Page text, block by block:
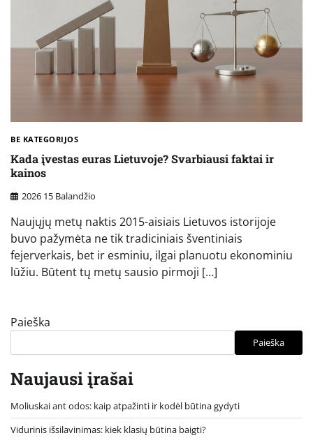
BE KATEGORIJOS
Kada įvestas euras Lietuvoje? Svarbiausi faktai ir
kainos
2026 15 Balandžio
Naujųjų metų naktis 2015-aisiais Lietuvos istorijoje
buvo pažymėta ne tik tradiciniais šventiniais
fejerverkais, bet ir esminiu, ilgai planuotu ekonominiu
lūžiu. Būtent tų metų sausio pirmoji […]
Paieška
Paieška
Naujausi įrašai
Moliuskai ant odos: kaip atpažinti ir kodėl būtina gydyti
Vidurinis išsilavinimas: kiek klasių būtina baigti?